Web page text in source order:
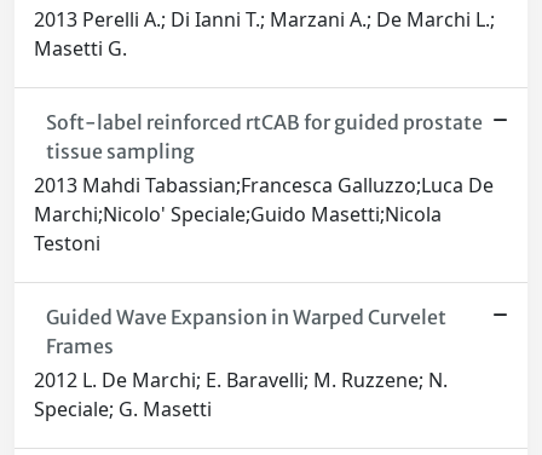
2013 Perelli A.; Di Ianni T.; Marzani A.; De Marchi L.;
Masetti G.
Soft-label reinforced rtCAB for guided prostate
tissue sampling
2013 Mahdi Tabassian;Francesca Galluzzo;Luca De
Marchi;Nicolo' Speciale;Guido Masetti;Nicola
Testoni
Guided Wave Expansion in Warped Curvelet
Frames
2012 L. De Marchi; E. Baravelli; M. Ruzzene; N.
Speciale; G. Masetti